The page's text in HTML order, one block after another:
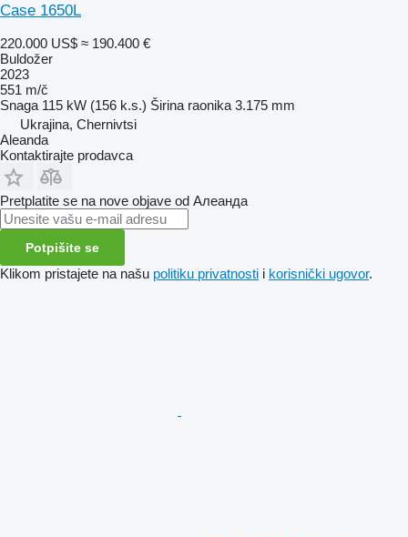
Case 1650L
220.000 US$ ≈ 190.400 €
Buldožer
2023
551 m/č
Snaga 115 kW (156 k.s.) Širina raonika 3.175 mm
Ukrajina, Chernivtsi
Aleanda
Kontaktirajte prodavca
Pretplatite se na nove objave od Алеанда
Potpišite se
Klikom pristajete na našu politiku privatnosti i korisnički ugovor.